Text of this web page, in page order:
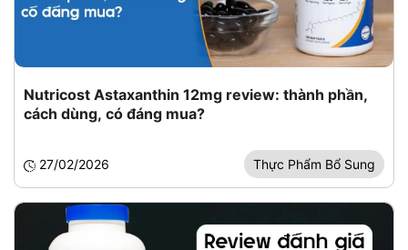
Nutricost Astaxanthin 12mg review: thành phần,
cách dùng, có đáng mua?
27/02/2026 Thực Phẩm Bổ Sung